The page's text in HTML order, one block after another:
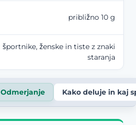
približno 10 g
športnike, ženske in tiste z znaki
staranja
Odmerjanje Kako deluje in kaj